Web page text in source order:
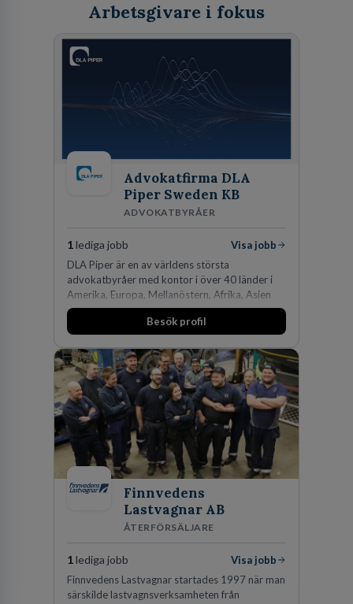
Arbetsgivare i fokus
Advokatfirma DLA
Piper Sweden KB
ADVOKATBYRÅER
1lediga jobb
Visa jobb
DLA Piper är en av världens största
advokatbyråer med kontor i över 40 länder i
Amerika, Europa, Mellanöstern, Afrika, Asien
och Oceanien. Vi är specialister inom
affärsjuridikens alla områden och vi har några
fler än 450 jurister på fem kontor i Stockholm,
Köpenhamn, Århus, Oslo och Helsingfors kan vi
på DLA Piper erbjuda våra klienter en unik,
effektiv och gränsöverskridande nordisk
expertis. På vårt kontor i centrala Stockholm är
vi idag drygt 240 medarbetare.
Besök profil
Finnvedens
Lastvagnar AB
ÅTERFÖRSÄLJARE
1lediga jobb
Visa jobb
Finnvedens Lastvagnar startades 1997 när man
särskilde lastvagnsverksamheten från